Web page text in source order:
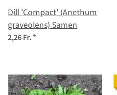
Dill 'Compact' (Anethum
graveolens) Samen
2,26 Fr.*